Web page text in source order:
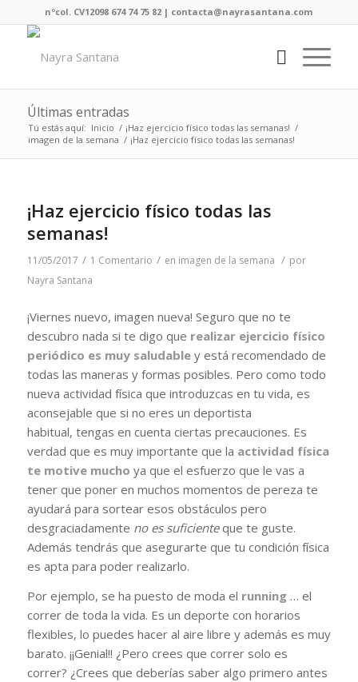
nºcol. CV12098 674 74 75 82 | contacta@nayrasantana.com
Últimas entradas
Tú estás aquí: Inicio / ¡Haz ejercicio físico todas las semanas! /
imagen de la semana / ¡Haz ejercicio físico todas las semanas!
¡Haz ejercicio físico todas las
semanas!
11/05/2017 / 1 Comentario / en imagen de la semana / por
Nayra Santana
¡Viernes nuevo, imagen nueva! Seguro que no te
descubro nada si te digo que realizar ejercicio físico
periódico es muy saludabley está recomendado de
todas las maneras y formas posibles. Pero como todo
nueva actividad física que introduzcas en tu vida, es
aconsejable que si no eres un deportista
habitual, tengas en cuenta ciertas precauciones. Es
verdad que es muy importante que la actividad física
te motive mucho ya que el esfuerzo que le vas a
tener que poner en muchos momentos de pereza te
ayudará para sortear esos obstáculos pero
desgraciadamente no es suficienteque te guste.
Además tendrás que asegurarte que tu condición física
es apta para poder realizarlo.
Por ejemplo, se ha puesto de moda el running… el
correr de toda la vida. Es un deporte con horarios
flexibles, lo puedes hacer al aire libre y además es muy
barato. ¡¡Genial!! ¿Pero crees que correr solo es
correr? ¿Crees que deberías saber algo primero antes